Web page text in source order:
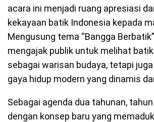
acara ini menjadi ruang apresiasi
kekayaan batik Indonesia kepada
Mengusung tema “Bangga
mengajak publik untuk melihat
sebagai warisan budaya, tetapi
gaya hidup modern yang dinamis
Sebagai agenda dua tahunan,
dengan konsep baru yang